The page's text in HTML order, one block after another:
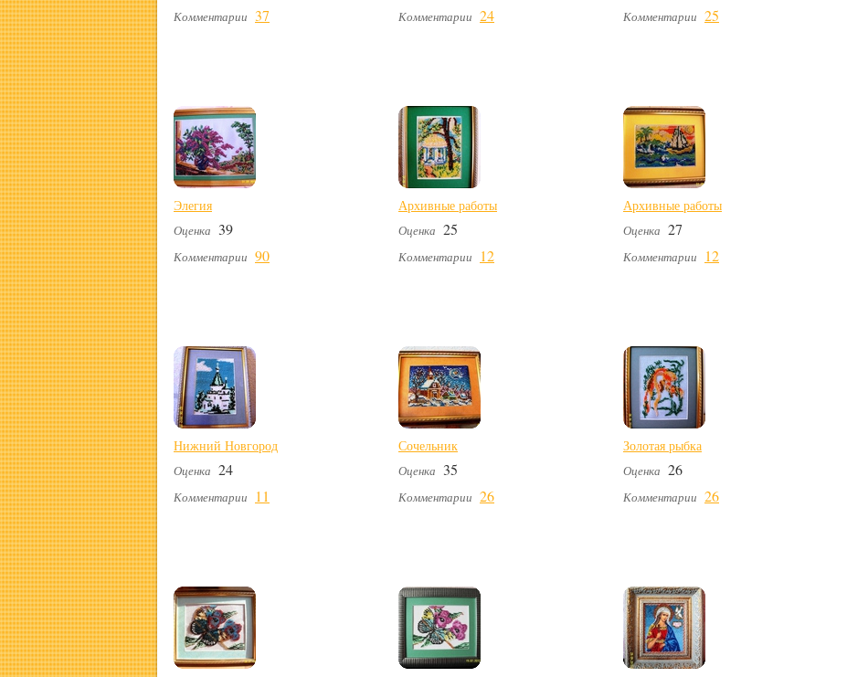
Комментарии 37 Комментарии 24 Комментарии 25
Элегия
Оценка 39
Комментарии 90
Архивные работы
Оценка 25
Комментарии 12
Архивные работы
Оценка 27
Комментарии 12
Нижний Новгород
Оценка 24
Комментарии 11
Сочельник
Оценка 35
Комментарии 26
Золотая рыбка
Оценка 26
Комментарии 26